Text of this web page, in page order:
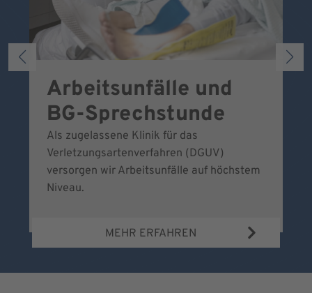
Arbeitsunfälle und
BG-Sprechstunde
Als zugelassene Klinik für das
Verletzungsartenverfahren (DGUV)
versorgen wir Arbeitsunfälle auf höchstem
Niveau.
MEHR ERFAHREN